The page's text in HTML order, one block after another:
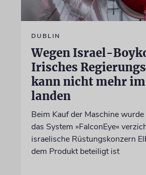
DUBLIN
Wegen Israel-
Irisches
kann nicht mehr im
landen
Beim Kauf der Maschine
das System »FalconEye«
israelische Rüstungskonzern
dem Produkt beteiligt ist